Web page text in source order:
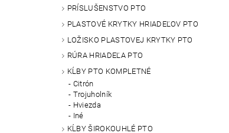
PRÍSLUŠENSTVO PTO
PLASTOVÉ KRYTKY HRIADEĽOV PTO
LOŽISKO PLASTOVEJ KRYTKY PTO
RÚRA HRIADEĽA PTO
KĹBY PTO KOMPLETNÉ
Citrón
Trojuholník
Hviezda
Iné
KĹBY ŠIROKOUHLÉ PTO